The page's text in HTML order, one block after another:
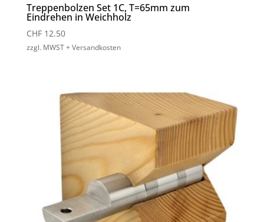
Treppenbolzen Set 1C, T=65mm zum
Eindrehen in Weichholz
CHF12.50
zzgl. MWST + Versandkosten